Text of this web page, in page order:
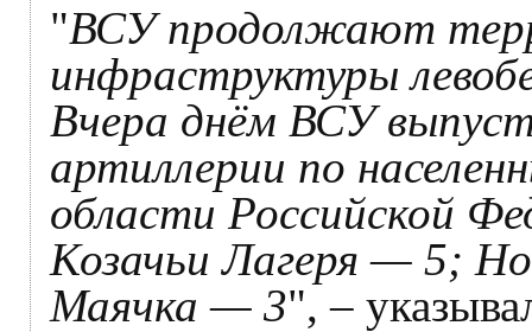
"ВСУ продолжают
инфраструктуры
Вчера днём ВСУ
артиллерии по
области Российской
Козачьи Лагеря — 5;
Маячка — 3", –